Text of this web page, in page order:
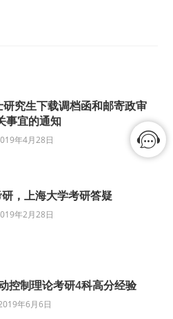
究生下载调档函和邮寄政审
事宜的通知
年4月28日
，上海大学考研答疑
年2月28日
控制理论考研4科高分经验
年6月6日